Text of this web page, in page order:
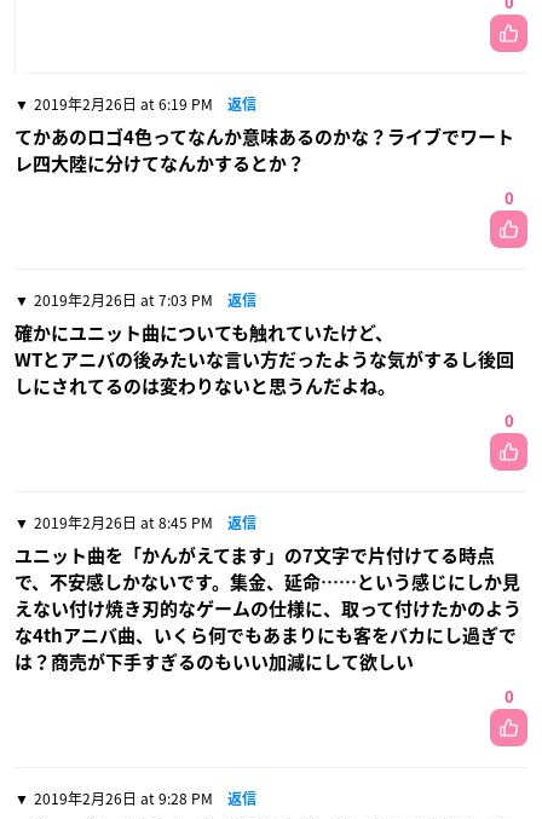
2019年2月26日 at 6:19 PM 返信
てかあのロゴ4色ってなんか意味あるのかな？ライブでワート
レ四大陸に分けてなんかするとか？
0
2019年2月26日 at 7:03 PM 返信
確かにユニット曲についても触れていたけど、
WTとアニバの後みたいな言い方だったような気がするし後回
しにされてるのは変わりないと思うんだよね。
0
2019年2月26日 at 8:45 PM 返信
ユニット曲を「かんがえてます」の7文字で片付けてる時点
で、不安感しかないです。集金、延命……という感じにしか見
えない付け焼き刃的なゲームの仕様に、取って付けたかのよう
な4thアニバ曲、いくら何でもあまりにも客をバカにし過ぎで
は？商売が下手すぎるのもいい加減にして欲しい
0
2019年2月26日 at 9:28 PM 返信